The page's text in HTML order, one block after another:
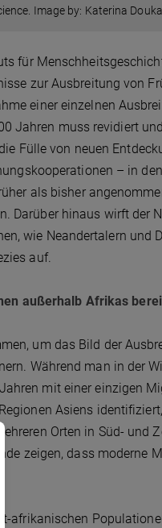
Image by: Katerina Douka
für
zur Ausbreitung von
einer einzelnen
Jahren muss revidiert
Fülle von neuen
– in
als bisher
Darüber hinaus wirft der
wie Neandertalern und
auf.
außerhalb Afrikas
um das Bild der
Während man in der
mit einer einzigen
Asiens
Orten in Süd- und
zeigen, dass moderne
afrikanischen